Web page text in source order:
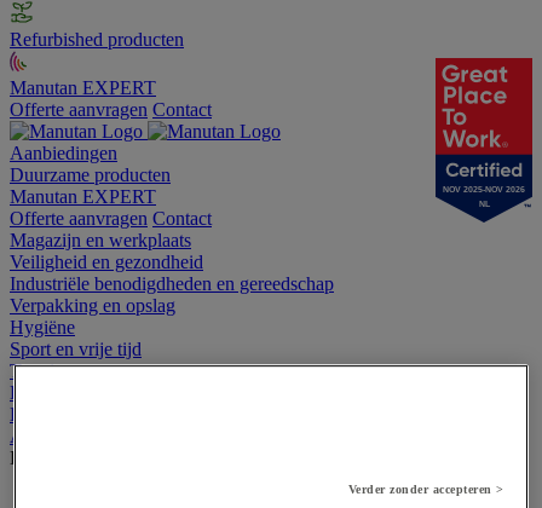
Refurbished producten
Manutan EXPERT
Offerte aanvragen Contact
Aanbiedingen
Duurzame producten
Manutan EXPERT
Offerte aanvragen Contact
Magazijn en werkplaats
Veiligheid en gezondheid
Industriële benodigdheden en gereedschap
Verpakking en opslag
Hygiëne
Sport en vrije tijd
Terrein
Kantoor
Horeca
Afvalbeheer
Bekijk de hele productgroep
NOV 2025-NOV 2026
NL
Verder zonder accepteren >